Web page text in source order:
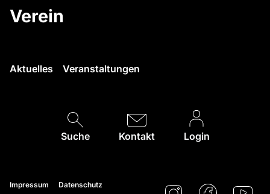
Verein
Aktuelles Veranstaltungen
Suche Kontakt Login
Impressum
Datenschutz